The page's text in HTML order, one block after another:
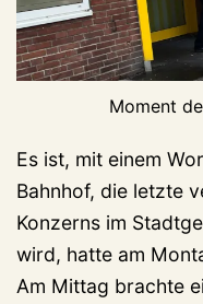
Moment
Es ist, mit einem
Bahnhof, die letzte
Konzerns im
wird, hatte am
Am Mittag brachte